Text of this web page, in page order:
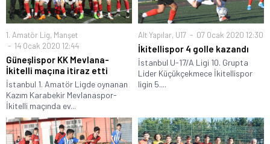
1. Amatör Lig, Manşet
14 Ocak 2020 12:44
Güneşlispor KK Mevlana-
İkitelli maçına itiraz etti
İstanbul 1. Amatör Ligde oynanan
Kazım Karabekir Mevlanaspor-
İkitelli maçında ev...
Alt Yapılar, U17 07 Ocak 2020 12:30
İkitellispor 4 golle kazandı
İstanbul U-17/A Ligi 10. Grupta
Lider Küçükçekmece İkitellispor
ligin 5....